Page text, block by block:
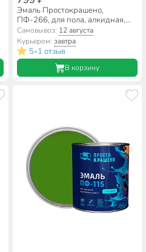
Эмаль Простокрашено,
ПФ-266, для пола, алкидная,
желто-коричневая, 1.8 кг
Самовывоз: 12 августа
Курьером: завтра
5•1 отзыв
В корзину